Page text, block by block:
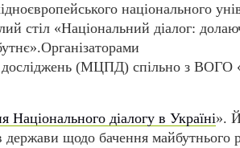
національного
стіл «Національний діалог:
Організаторами
(МЦПД) спільно з ВОГО
Національного діалогу в Україні».
держави щодо бачення майбутнього